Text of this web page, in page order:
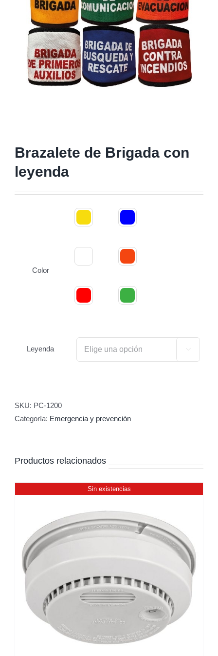
Brazalete de Brigada con
leyenda
Color
Leyenda 
SKU: PC-1200
Categoría: Emergencia y prevención
Productos relacionados
Sin existencias